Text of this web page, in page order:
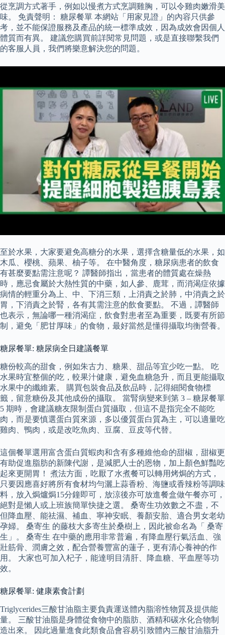
從烹調方式著手，例如以慢煮方式烹調雞胸，可以令雞肉嫩滑美
味。 免責聲明： 糖尿餐單 本網站「用家見證」的內容只供參
考，並不能保證服務及產品的統一標準成效，因為成效會因個人
體質而有異。 建議您購買前詳閱常見問題，或是直接聯繫我們
的客服人員，我們將樂意解決您的問題。
至於水果，大家要避免高糖分的水果，選擇含糖量低的水果，如
木瓜、櫻桃、蘋果、柚子等。 在中醫角度，糖尿病患者的飲食
有甚麼要點需注意呢？ 譚醫師指出，當患者的體質處在燥熱
時，應忌食屬於大熱性質的中藥，如人參、鹿茸，而消渴症依據
病情的輕重分為上、中、下消三類，上消責之於肺，中消責之於
胃，下消責之於腎，各有其需注意的飲食要點。 不過，譚醫師
也表示，無論哪一種消渴症，飲食對患者至為重要，既要有所節
制，避免「肥甘厚味」的食物，最好當然是懂得攝取均衡營養。
糖尿餐單: 糖尿病全日建議餐單
糖份較高的甜食，例如朱古力、糖果、甜品等宜少吃一點。 吃
水果時宜整個的吃，較果汁健康，避免血糖急升，而且更能攝取
水果中的纖維素。 購買包裝食品及飲品時，記得細閱食物標
籤，留意糖份及其他成份的攝取。 當腎病變來到第 3 – 糖尿餐單
5 期時，會建議糖友限制蛋白質攝取，但這不是指完全不能吃
肉，而是要慎選蛋白質來源，多以優質蛋白質為主，可以適量吃
雞肉、鴨肉，或是改吃魚肉、豆腐、豆皮等代替。
這個餐單選用富含蛋白質蝦肉和含有多種維他命的甜椒，甜椒更
有助促進脂肪的新陳代謝，是減肥人士的恩物，加上顏色鮮豔吃
起來更開胃！ 煮法方面，吃厭了水煮餐可以轉用烤焗的方式，
只要因應喜好將所有食材均勻灑上蒜香粉、海鹽或香辣粉等調味
料，放入焗爐焗15分鐘即可，放涼後亦可放進餐盒做午餐亦可，
絕對是懶人或上班族簡單快捷之選。 桑寄生功效數之不盡，不
但降血壓、能祛濕、補血、寧神安眠、養顏安胎、適合男女老幼
孕婦。 桑寄生 的藤枝大多寄生於桑樹上，因此被命名為「 桑寄
生」。 桑寄生 在中藥的應用非常普遍，有降血壓行氣活血、強
壯筋骨、潤膚之效，配合營養豐富的蓮子，更有清心養神的作
用。 大家也可加入杞子，能達明目清肝、降血糖、平血壓等功
效。
糖尿餐單: 健康素食計劃
Triglycerides三酸甘油脂主要負責運送體內脂溶性物質及提供能
量。 三酸甘油脂是身體從食物中的脂肪、酒精和碳水化合物制
造出來。 因此過量進食此類食品會容易引致體內三酸甘油脂升